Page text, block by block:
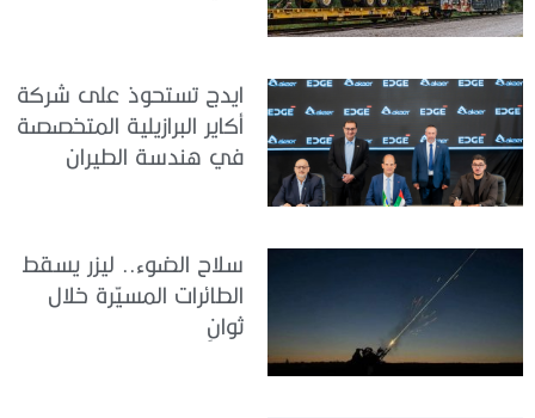
ايدج تستحوذ على شركة
أكاير البرازيلية المتخصصة
في هندسة الطيران
سلاح الضوء.. ليزر يسقط
الطائرات المسيّرة خلال
ثوانٍ